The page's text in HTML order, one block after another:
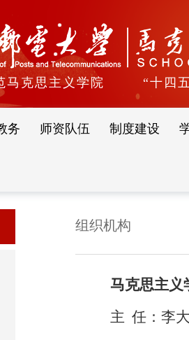
马克思主义学院 “十四
务 师资队伍 制度建设
组织机构
马克思主义
主 任：李